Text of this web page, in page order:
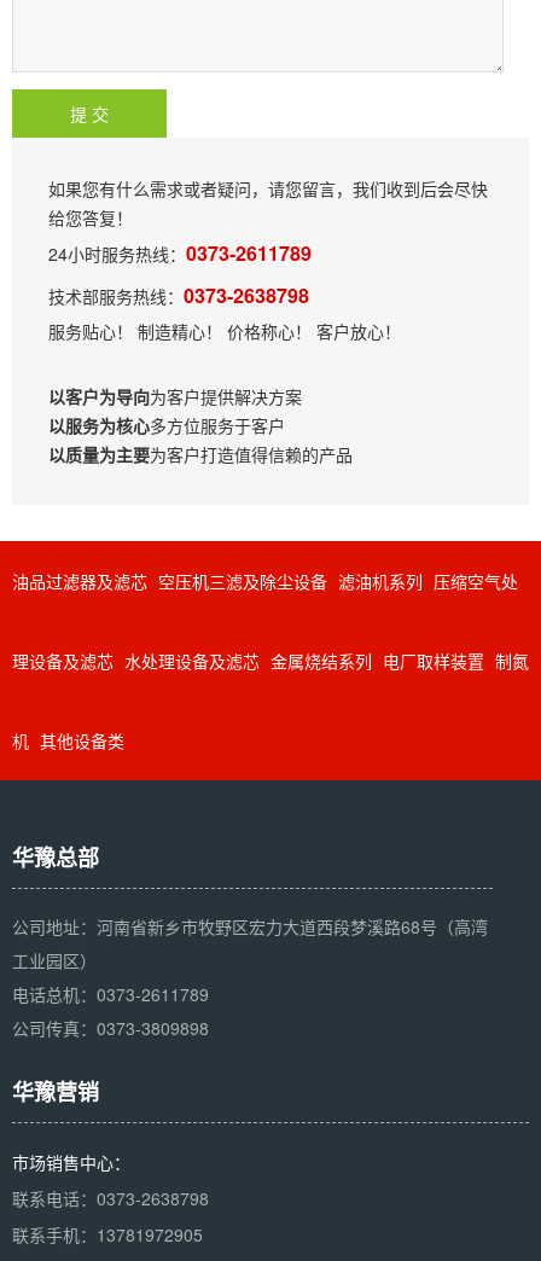
如果您有什么需求或者疑问，请您留言，我们收到后会尽快
给您答复！
24小时服务热线： 0373-2611789
技术部服务热线： 0373-2638798
服务贴心！ 制造精心！ 价格称心！ 客户放心！
以客户为导向为客户提供解决方案
以服务为核心多方位服务于客户
以质量为主要为客户打造值得信赖的产品
油品过滤器及滤芯 空压机三滤及除尘设备 滤油机系列 压缩空气处
理设备及滤芯 水处理设备及滤芯 金属烧结系列 电厂取样装置 制氮
机 其他设备类
华豫总部
公司地址：河南省新乡市牧野区宏力大道西段梦溪路68号（高湾
工业园区）
电话总机：0373-2611789
公司传真：0373-3809898
华豫营销
市场销售中心：
联系电话：0373-2638798
联系手机：13781972905